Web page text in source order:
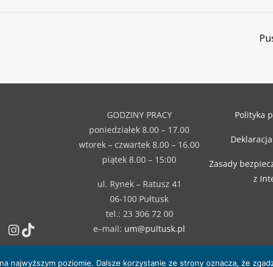
Instagram
TikTok
GODZINY PRACY
poniedziałek 8.00 – 17.00
wtorek – czwartek 8.00 – 16.00
piątek 8.00 – 15:00
ul. Rynek – Ratusz 41
06-100 Pułtusk
tel.: 23 306 72 00
e–mail: um@pultusk.pl
Polityka
Zasady
z
najwyższym poziomie. Dalsze korzystanie ze strony oznacza, że